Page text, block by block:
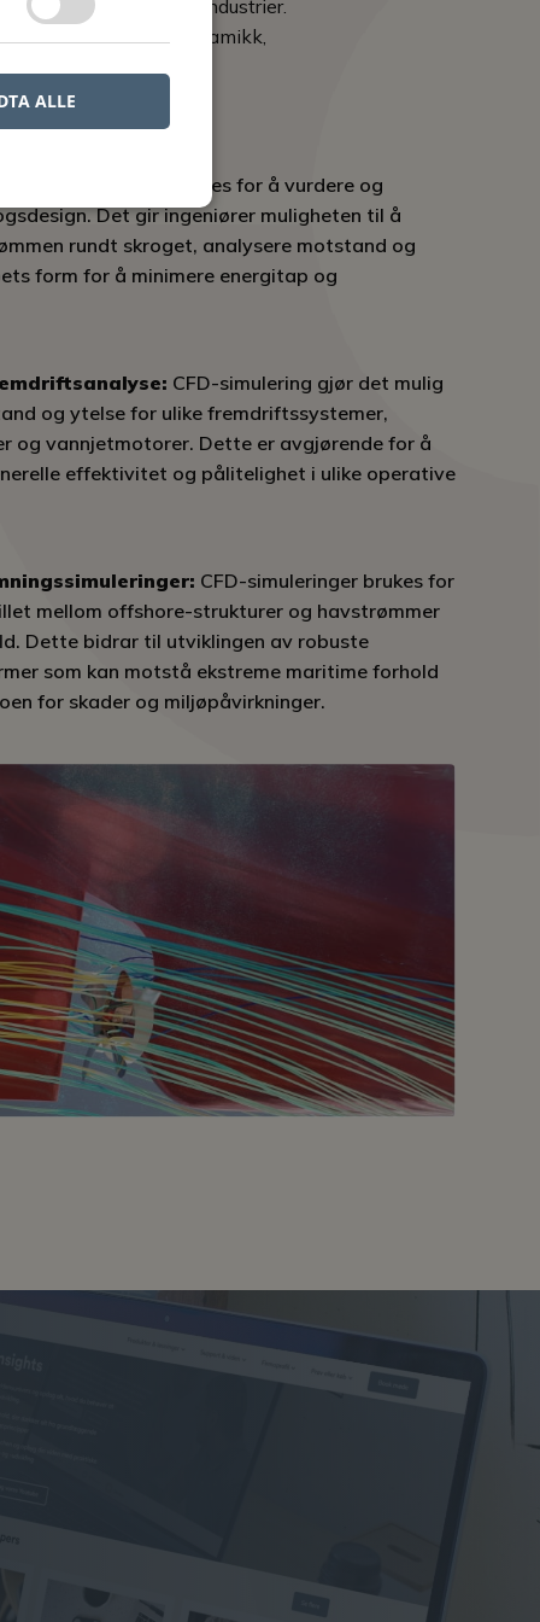
på tvers av ulike industrier.
av fluid dynamikk,
CFD-simulering brukes for å vurdere og
Det gir ingeniører muligheten til å
rundt skroget, analysere motstand og
form for å minimere energitap og
CFD-simulering gjør det mulig
og ytelse for ulike fremdriftssystemer,
og vannjetmotorer. Dette er avgjørende for å
effektivitet og pålitelighet i ulike operative
CFD-simuleringer brukes for
mellom offshore-strukturer og havstrømmer
Dette bidrar til utviklingen av robuste
som kan motstå ekstreme maritime forhold
for skader og miljøpåvirkninger.
ALLE